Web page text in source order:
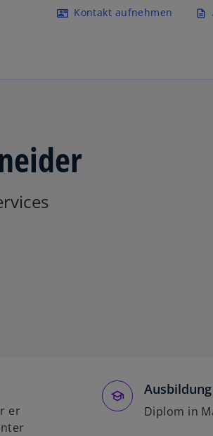
Navigation überspringen
contact_mail Kontakt aufnehmen description
er
Diplom in